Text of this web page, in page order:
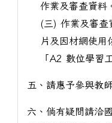
作業及審查資料
(三) 作業及審查
片及因材網使用
「A2 數位學習
五、請惠予參與教
六、倘有疑問請洽